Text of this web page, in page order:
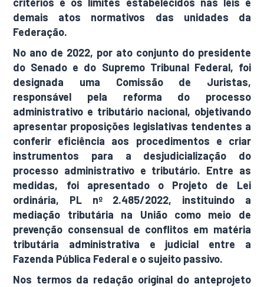
demais atos normativos das unidades da
Federação.
No ano de 2022, por ato conjunto do presidente
do Senado e do Supremo Tribunal Federal, foi
designada uma Comissão de Juristas,
responsável pela reforma do processo
administrativo e tributário nacional, objetivando
apresentar proposições legislativas tendentes a
conferir eficiência aos procedimentos e criar
instrumentos para a desjudicialização do
processo administrativo e tributário. Entre as
medidas, foi apresentado o Projeto de Lei
ordinária, PL nº 2.485/2022, instituindo a
mediação tributária na União como meio de
prevenção consensual de conflitos em matéria
tributária administrativa e judicial entre a
Fazenda Pública Federal e o sujeito passivo.
Nos termos da redação original do anteprojeto